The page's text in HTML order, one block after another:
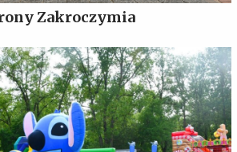
Zakroczymia